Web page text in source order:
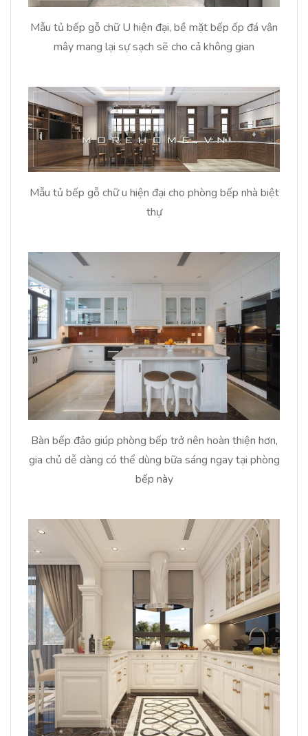
Mẫu tủ bếp gỗ chữ U hiện đại, bề mặt bếp ốp đá vân
mây mang lại sự sạch sẽ cho cả không gian
Mẫu tủ bếp gỗ chữ u hiện đại cho phòng bếp nhà biệt
thự
Bàn bếp đảo giúp phòng bếp trở nên hoàn thiện hơn,
gia chủ dễ dàng có thể dùng bữa sáng ngay tại phòng
bếp này